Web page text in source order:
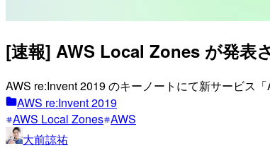
[速報] AWS Local Zones が発表
AWS re:Invent 2019 のキーノートにて新サービス
AWS re:Invent 2019
AWS Local Zones AWS
大前諒祐